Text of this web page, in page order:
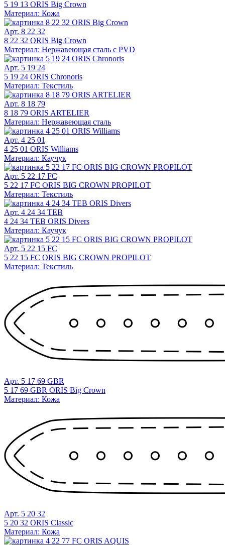
5 19 13 ORIS Big Crown
Материал: Кожа
Арт. 8 22 32
8 22 32 ORIS Big Crown
Материал: Нержавеющая сталь с PVD
Арт. 5 19 24
5 19 24 ORIS Chronoris
Материал: Текстиль
Арт. 8 18 79
8 18 79 ORIS ARTELIER
Материал: Нержавеющая сталь
Арт. 4 25 01
4 25 01 ORIS Williams
Материал: Каучук
Арт. 5 22 17 FC
5 22 17 FC ORIS BIG CROWN PROPILOT
Материал: Текстиль
Арт. 4 24 34 TEB
4 24 34 TEB ORIS Divers
Материал: Каучук
Арт. 5 22 15 FC
5 22 15 FC ORIS BIG CROWN PROPILOT
Материал: Текстиль
Арт. 5 17 69 GBR
5 17 69 GBR ORIS Big Crown
Материал: Кожа
Арт. 5 20 32
5 20 32 ORIS Classic
Материал: Кожа